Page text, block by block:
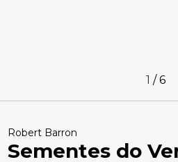
1 /6
Robert Barron
Sementes do